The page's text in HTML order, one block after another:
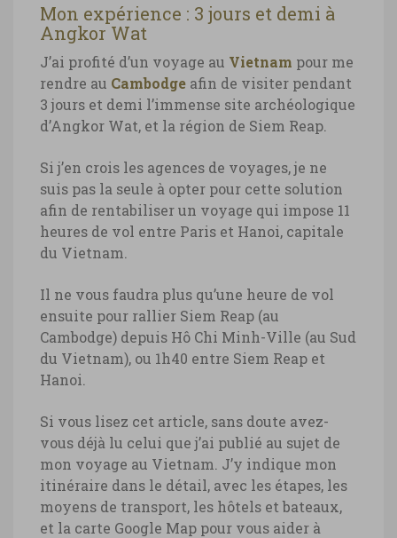
Mon expérience : 3 jours et demi à
Angkor Wat
J’ai profité d’un voyage au Vietnam pour me
rendre au Cambodge afin de visiter pendant
3 jours et demi l’immense site archéologique
d’Angkor Wat, et la région de Siem Reap.
Si j’en crois les agences de voyages, je ne
suis pas la seule à opter pour cette solution
afin de rentabiliser un voyage qui impose 11
heures de vol entre Paris et Hanoi, capitale
du Vietnam.
Il ne vous faudra plus qu’une heure de vol
ensuite pour rallier Siem Reap (au
Cambodge) depuis Hô Chi Minh-Ville (au Sud
du Vietnam), ou 1h40 entre Siem Reap et
Hanoi.
Si vous lisez cet article, sans doute avez-
vous déjà lu celui que j’ai publié au sujet de
mon voyage au Vietnam. J’y indique mon
itinéraire dans le détail, avec les étapes, les
moyens de transport, les hôtels et bateaux,
et la carte Google Map pour vous aider à